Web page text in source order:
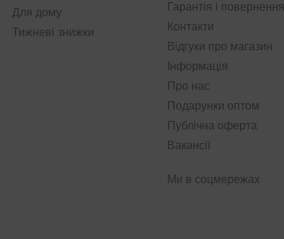
Для дому
Тижневі знижки
Гарантія і повернення
Контакти
Відгуки про магазин
Інформація
Про нас
Подарунки оптом
Публічна оферта
Вакансії
Ми в соцмережах